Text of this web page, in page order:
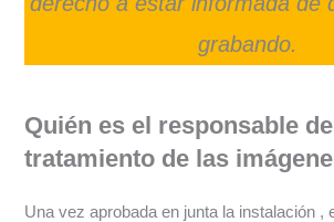
grabando.
Quién es el responsable
tratamiento de las
Una vez aprobada en junta la instalación ,